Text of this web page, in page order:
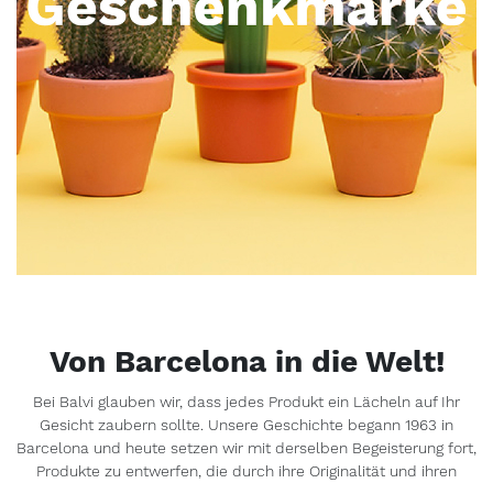
Von Barcelona in die Welt!
Bei Balvi glauben wir, dass jedes Produkt ein Lächeln auf Ihr
Gesicht zaubern sollte. Unsere Geschichte begann 1963 in
Barcelona und heute setzen wir mit derselben Begeisterung fort,
Produkte zu entwerfen, die durch ihre Originalität und ihren